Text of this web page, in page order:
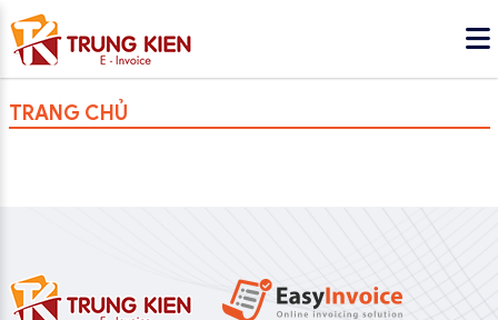
TRANG CHỦ